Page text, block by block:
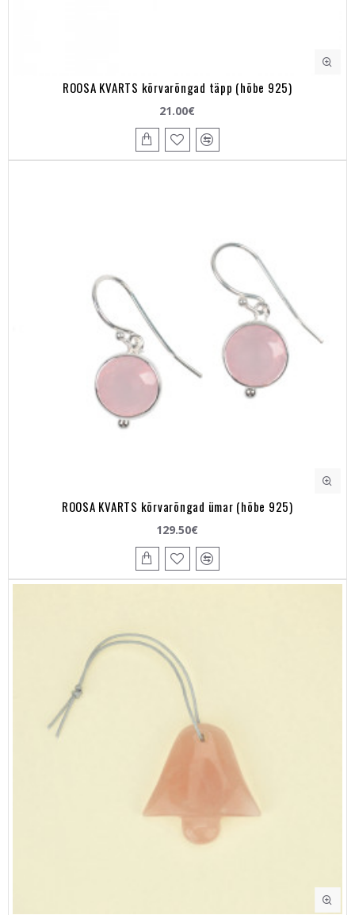
ROOSA KVARTS kõrvarõngad täpp (hõbe 925)
21.00€
ROOSA KVARTS kõrvarõngad ümar (hõbe 925)
129.50€